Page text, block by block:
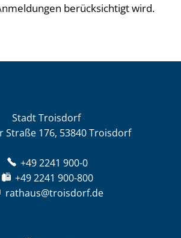
berücksichtigt wird.
Stadt Troisdorf
Straße 176, 53840 Troisdorf
+49 2241 900-0
+49 2241 900-800
rathaus@troisdorf.de